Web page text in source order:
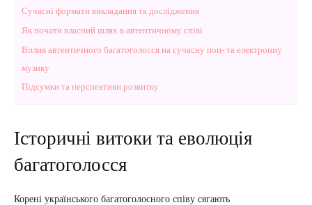
Сучасні формати викладання та дослідження
Як почати власний шлях в автентичному співі
Вплив автентичного багатоголосся на сучасну поп- та електронну
музику
Підсумки та перспективи розвитку
Історичні витоки та еволюція
багатоголосся
Корені українського багатоголосного співу сягають